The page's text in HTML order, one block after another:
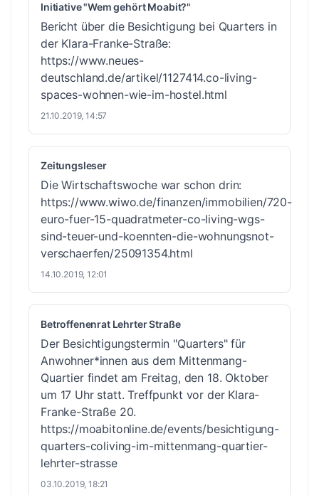
Initiative "Wem gehört Moabit?"
Bericht über die Besichtigung bei Quarters in
der Klara-Franke-Straße:
https://www.neues-
deutschland.de/artikel/1127414.co-living-
spaces-wohnen-wie-im-hostel.html
21.10.2019, 14:57
Zeitungsleser
Die Wirtschaftswoche war schon drin:
https://www.wiwo.de/finanzen/immobilien/720-
euro-fuer-15-quadratmeter-co-living-wgs-
sind-teuer-und-koennten-die-wohnungsnot-
verschaerfen/25091354.html
14.10.2019, 12:01
Betroffenenrat Lehrter Straße
Der Besichtigungstermin "Quarters" für
Anwohner*innen aus dem Mittenmang-
Quartier findet am Freitag, den 18. Oktober
um 17 Uhr statt. Treffpunkt vor der Klara-
Franke-Straße 20.
https://moabitonline.de/events/besichtigung-
quarters-coliving-im-mittenmang-quartier-
lehrter-strasse
03.10.2019, 18:21